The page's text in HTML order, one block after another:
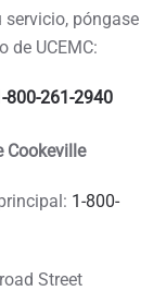
servicio, póngase
de UCEMC:
800-261-2940
Cookeville
1-800-
Street